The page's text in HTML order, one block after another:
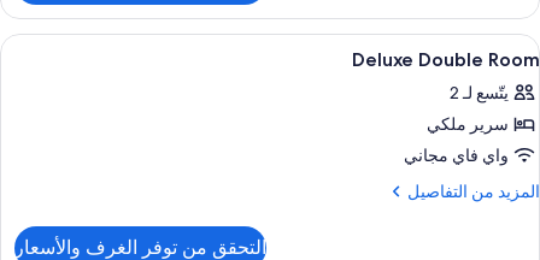
Standard
Twin
Room
استعراض
جميع
صور
Deluxe
Double
Room
أغطية فراش متميزة وألحفة محشوة
4
Deluxe Double Room
يتّسع لـ 2
سرير ملكي
واي فاي مجاني
المزيد من التفاصيل
المزيد
التحقق من توفر الغرف والأسعار